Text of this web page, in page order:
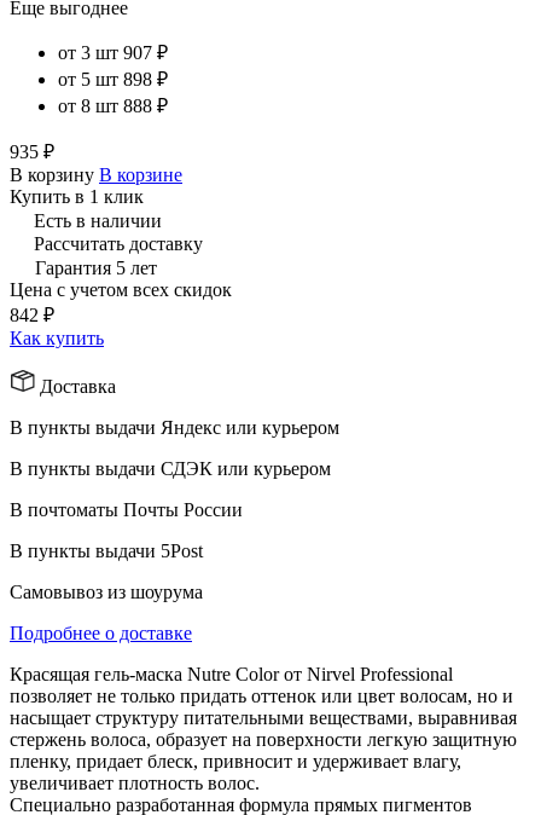
Еще выгоднее
от 3 шт 907 ₽
от 5 шт 898 ₽
от 8 шт 888 ₽
935 ₽
В корзину В корзине
Купить в 1 клик
Есть в наличии
Рассчитать доставку
Гарантия 5 лет
Цена с учетом всех скидок
842 ₽
Как купить
Доставка
В пункты выдачи Яндекс или курьером
В пункты выдачи СДЭК или курьером
В почтоматы Почты России
В пункты выдачи 5Post
Самовывоз из шоурума
Подробнее о доставке
Красящая гель-маска Nutre Color от Nirvel Professional
позволяет не только придать оттенок или цвет волосам, но и
насыщает структуру питательными веществами, выравнивая
стержень волоса, образует на поверхности легкую защитную
пленку, придает блеск, привносит и удерживает влагу,
увеличивает плотность волос.
Специально разработанная формула прямых пигментов